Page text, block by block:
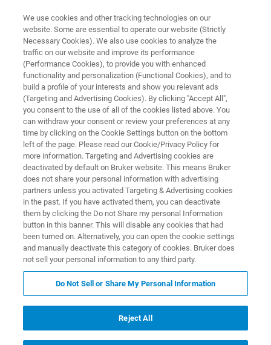
NMR临床R-T-D解决方案
IVDr 尿液定量模块
尿液定量模块的开发符合 DIN-ISO 标准，可用
于尿液代谢物的定性定量分析（仅供研究使
用）
用户反馈 更多信息 支持 联系我们
We use cookies and other tracking technologies on our
website. Some are essential to operate our website (Strictly
Necessary Cookies). We also use cookies to analyze the
traffic on our website and improve its performance
(Performance Cookies), to provide you with enhanced
functionality and personalization (Functional Cookies), and to
build a profile of your interests and show you relevant ads
(Targeting and Advertising Cookies). By clicking "Accept All",
you consent to the use of all of the cookies listed above. You
can withdraw your consent or review your preferences at any
time by clicking on the Cookie Settings button on the bottom
left of the page. Please read our Cookie/Privacy Policy for
more information. Targeting and Advertising cookies are
deactivated by default on Bruker website. This means Bruker
does not share your personal information with advertising
partners unless you activated Targeting & Advertising cookies
in the past. If you have activated them, you can deactivate
them by clicking the Do not Share my personal Information
button in this banner. This will disable any cookies that had
been turned on. Alternatively, you can open the cookie settings
and manually deactivate this category of cookies. Bruker does
not sell your personal information to any third party.
Do Not Sell or Share My Personal Information
Reject All